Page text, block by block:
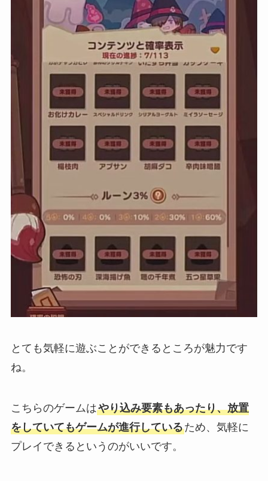
とても気軽に遊ぶことができるところが魅力です
ね。
こちらのゲームはやり込み要素もあったり、放置
をしていてもゲームが進行しているため、気軽に
プレイできるというのがいいです。